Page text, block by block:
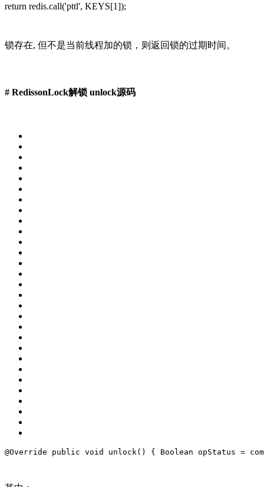
return redis.call('pttl', KEYS[1]);
锁存在, 但不是当前线程加的锁，则返回锁的过期时间。
# RedissonLock解锁 unlock源码
@Override public void unlock() { Boolean opStatus =